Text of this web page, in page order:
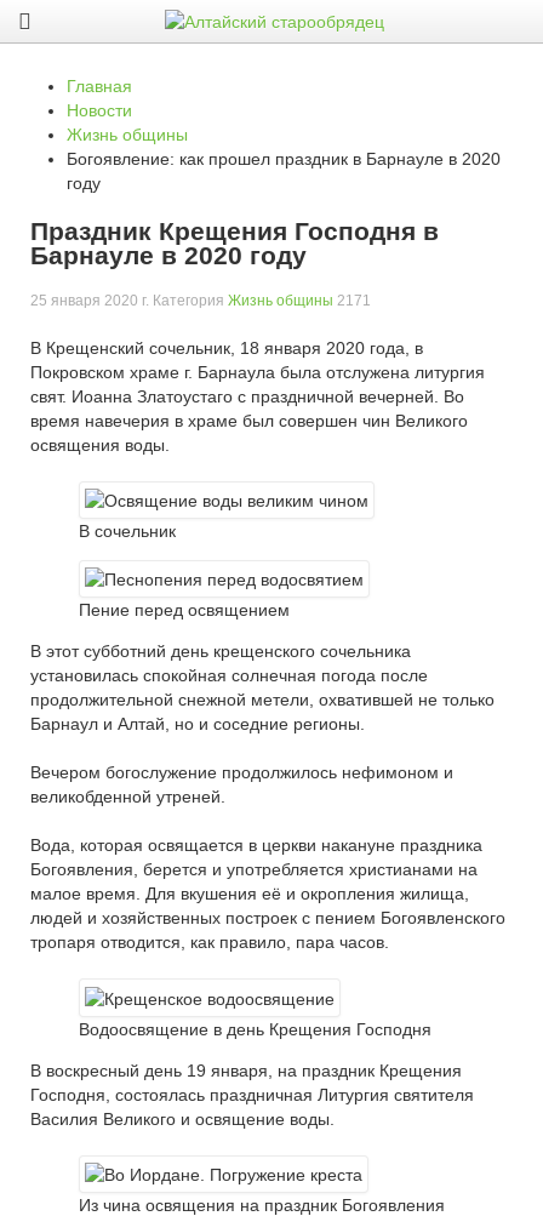
Главная
Новости
Жизнь общины
Богоявление: как прошел праздник в Барнауле в 2020
году
Праздник Крещения Господня в
Барнауле в 2020 году
25 января 2020 г. Категория Жизнь общины 2171
В Крещенский сочельник, 18 января 2020 года, в
Покровском храме г. Барнаула была отслужена литургия
свят. Иоанна Златоустаго с праздничной вечерней. Во
время навечерия в храме был совершен чин Великого
освящения воды.
В сочельник
Пение перед освящением
В этот субботний день крещенского сочельника
установилась спокойная солнечная погода после
продолжительной снежной метели, охватившей не только
Барнаул и Алтай, но и соседние регионы.
Вечером богослужение продолжилось нефимоном и
великобденной утреней.
Вода, которая освящается в церкви накануне праздника
Богоявления, берется и употребляется христианами на
малое время. Для вкушения её и окропления жилища,
людей и хозяйственных построек с пением Богоявленского
тропаря отводится, как правило, пара часов.
Водоосвящение в день Крещения Господня
В воскресный день 19 января, на праздник Крещения
Господня, состоялась праздничная Литургия святителя
Василия Великого и освящение воды.
Из чина освящения на праздник Богоявления